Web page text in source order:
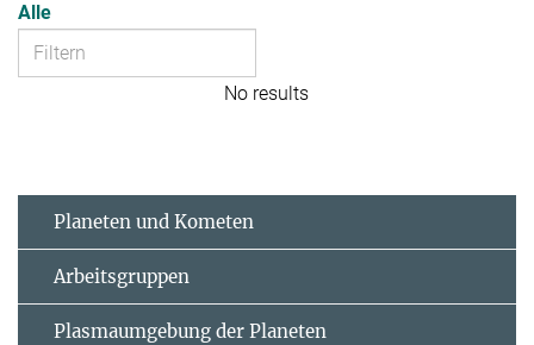
Alle
No results
Planeten und Kometen
Arbeitsgruppen
Plasmaumgebung der Planeten